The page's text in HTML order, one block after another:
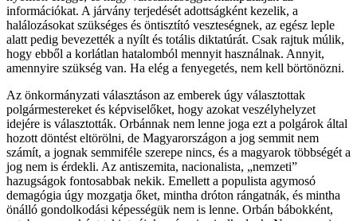
információkat. A járvány terjedését adottságként kezelik, a
halálozásokat szükséges és öntisztító veszteségnek, az egész leple
alatt pedig bevezették a nyílt és totális diktatúrát. Csak rajtuk múlik,
hogy ebből a korlátlan hatalomból mennyit használnak. Annyit,
amennyire szükség van. Ha elég a fenyegetés, nem kell börtönözni.
Az önkormányzati választáson az emberek úgy választottak
polgármestereket és képviselőket, hogy azokat veszélyhelyzet
idejére is választották. Orbánnak nem lenne joga ezt a polgárok által
hozott döntést eltörölni, de Magyarországon a jog semmit nem
számít, a jognak semmiféle szerepe nincs, és a magyarok többségét a
jog nem is érdekli. Az antiszemita, nacionalista, „nemzeti”
hazugságok fontosabbak nekik. Emellett a populista agymosó
demagógia úgy mozgatja őket, mintha dróton rángatnák, és mintha
önálló gondolkodási képességük nem is lenne. Orbán bábokként,